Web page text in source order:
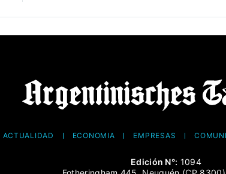
ACTUALIDAD ECONOMÍA EMPRESAS
Edición N°: 1094